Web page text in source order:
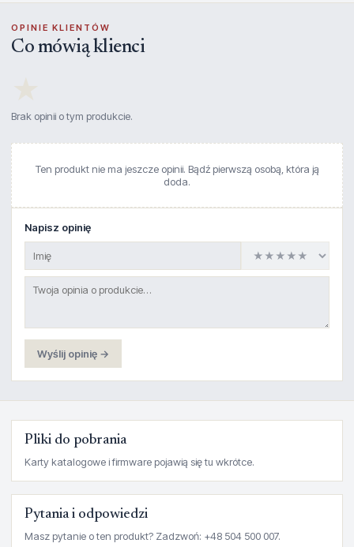
OPINIE KLIENTÓW
Co mówią klienci
Brak opinii o tym produkcie.
Ten produkt nie ma jeszcze opinii. Bądź pierwszą osobą, która ją
doda.
Napisz opinię
Wyślij opinię →
Pliki do pobrania
Karty katalogowe i firmware pojawią się tu wkrótce.
Pytania i odpowiedzi
Masz pytanie o ten produkt? Zadzwoń: +48 504 500 007.